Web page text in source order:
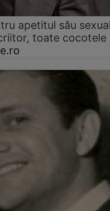
apetitul său
toate cocotele